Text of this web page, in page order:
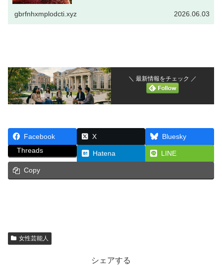
gbrfnhxmplodcti.xyz 2026.06.03
＼ 最新情報をチェック ／
Facebook X
Bluesky
Threads
Hatena LINE
Copy
女性芸能人
シェアする